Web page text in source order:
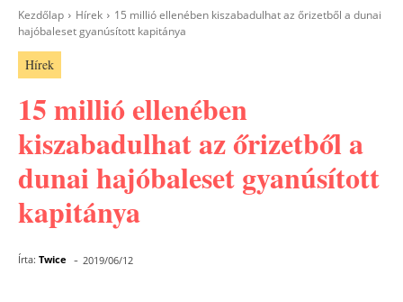
Kezdőlap Hírek
15 millió ellenében kiszabadulhat az őrizetből a dunai
hajóbaleset gyanúsított kapitánya
Hírek
15 millió ellenében
kiszabadulhat az őrizetből a
dunai hajóbaleset gyanúsított
kapitánya
Írta: Twice - 2019/06/12